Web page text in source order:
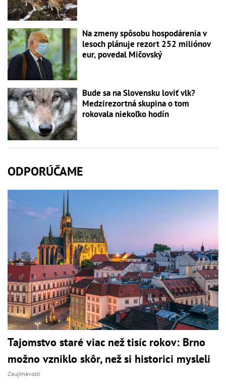
Na zmeny spôsobu hospodárenia v
lesoch plánuje rezort 252 miliónov
eur, povedal Mičovský
Bude sa na Slovensku loviť vlk?
Medzirezortná skupina o tom
rokovala niekoľko hodín
ODPORÚČAME
Tajomstvo staré viac než tisíc rokov: Brno
možno vzniklo skôr, než si historici mysleli
Zaujímavosti